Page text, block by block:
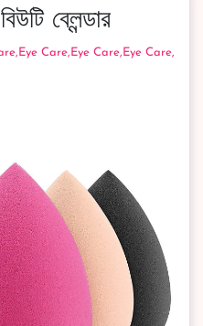
ব্লেন্ডার
Eye Care, Eye Care, Eye Care,